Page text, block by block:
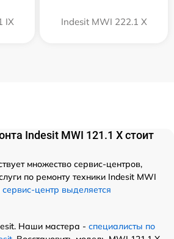
IX Indesit MWI 222.1 X
Indesit MWI 121.1 X стоит
множество сервис-центров,
по ремонту техники Indesit MWI
центр выделяется
Наши мастера - специалисты по